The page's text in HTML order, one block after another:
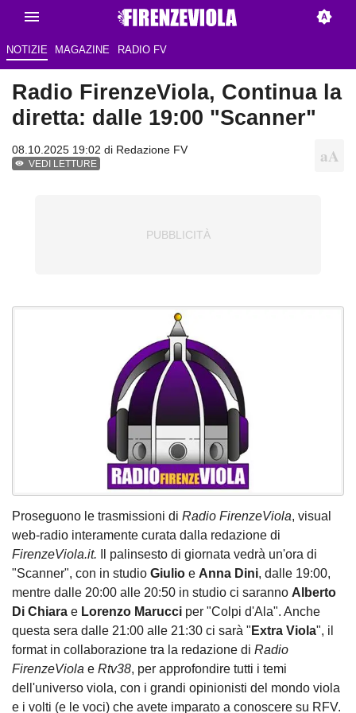
NOTIZIE MAGAZINE RADIO FV
Radio FirenzeViola, Continua la
diretta: dalle 19:00 "Scanner"
08.10.2025 19:02 di Redazione FV
VEDI LETTURE
Proseguono le trasmissioni di Radio FirenzeViola, visual
web-radio interamente curata dalla redazione di
FirenzeViola.it. Il palinsesto di giornata vedrà un'ora di
"Scanner", con in studio Giulio e Anna Dini, dalle 19:00,
mentre dalle 20:00 alle 20:50 in studio ci saranno Alberto
Di Chiara e Lorenzo Marucci per "Colpi d'Ala". Anche
questa sera dalle 21:00 alle 21:30 ci sarà " Extra Viola", il
format in collaborazione tra la redazione di Radio
FirenzeViola e Rtv38, per approfondire tutti i temi
dell'universo viola, con i grandi opinionisti del mondo viola
e i volti (e le voci) che avete imparato a conoscere su RFV.